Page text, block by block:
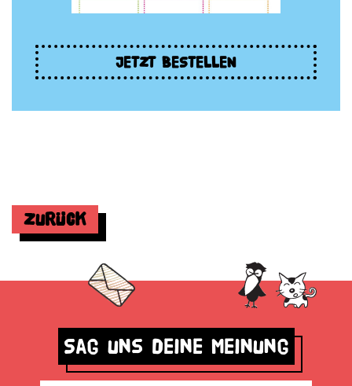
JETZT BESTELLEN
Zurück
Sag uns deine Meinung